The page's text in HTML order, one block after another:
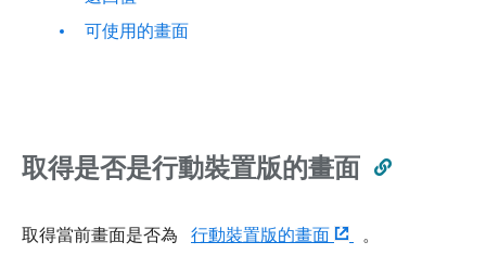
可使用的畫面
取得是否是行動裝置版的畫面
取得當前畫面是否為 行動裝置版的畫面 。